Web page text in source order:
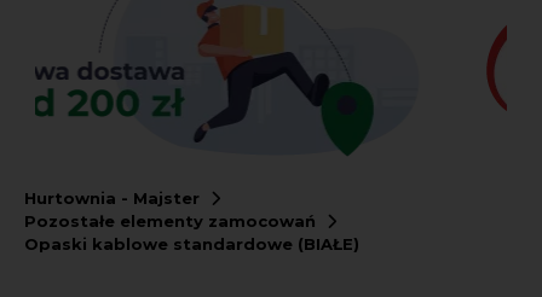
Hurtownia - Majster
Pozostałe elementy zamocowań
Opaski kablowe standardowe (BIAŁE)